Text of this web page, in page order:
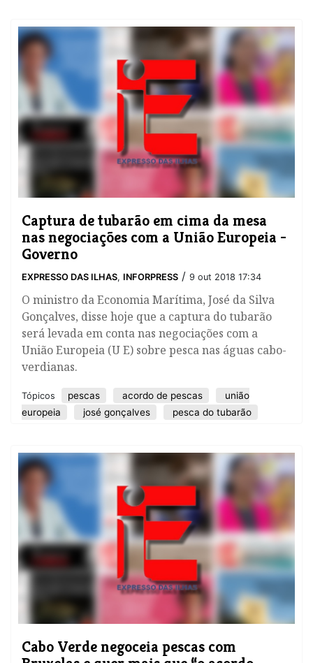
Captura de tubarão em cima da mesa
nas negociações com a União Europeia -
Governo
EXPRESSO DAS ILHAS, INFORPRESS / 9 out 2018 17:34
​O ministro da Economia Marítima, José da Silva
Gonçalves, disse hoje que a captura do tubarão
será levada em conta nas negociações com a
União Europeia (U E) sobre pesca nas águas cabo-
verdianas.
Tópicos pescas acordo de pescas
união
europeia
josé gonçalves pesca do tubarão
Cabo Verde negoceia pescas com